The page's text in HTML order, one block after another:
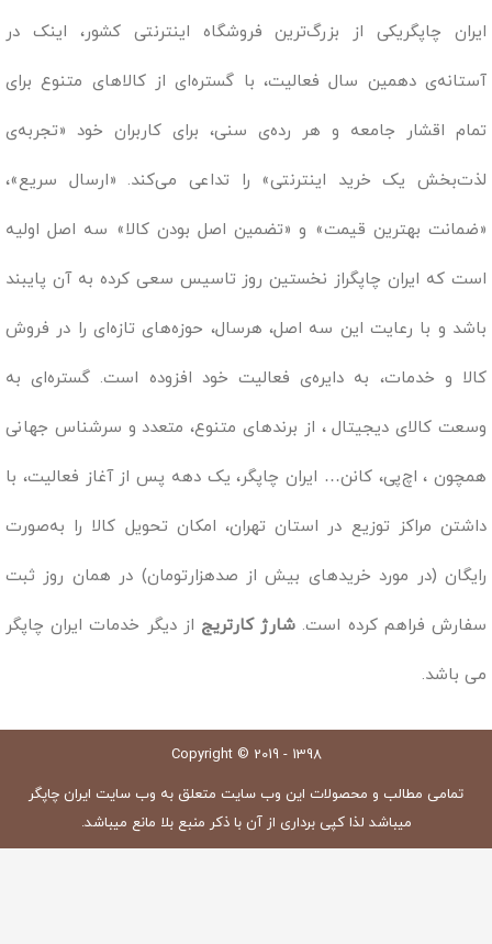
ایران چاپگریکی از بزرگ‌ترین فروشگاه اینترنتی کشور، اینک در
آستانه‌ی دهمین سال فعالیت، با گستره‌ای از کالاهای متنوع برای
تمام اقشار جامعه و هر رده‌ی سنی، برای کاربران خود «تجربه‌ی
لذت‌بخش یک خرید اینترنتی» را تداعی می‌کند. «ارسال سریع»،
«ضمانت بهترین قیمت» و «تضمین اصل بودن کالا» سه اصل اولیه
است که ایران چاپگراز نخستین روز تاسیس سعی کرده به آن پایبند
باشد و با رعایت این سه اصل، هرسال، حوزه‌های تازه‌ای را در فروش
کالا و خدمات، به دایره‌ی فعالیت خود افزوده است. گستره‌ای به
وسعت کالای دیجیتال ، از برندهای متنوع، متعدد و سرشناس جهانی
همچون ، اچ‌پی، کانن… ایران چاپگر، یک دهه پس از آغاز فعالیت، با
داشتن مراکز توزیع در استان تهران، امکان تحویل کالا را به‌صورت
رایگان (در مورد خریدهای بیش از صدهزارتومان) در همان روز ثبت
سفارش فراهم کرده است. شارژ کارتریج از دیگر خدمات ایران چاپگر
می باشد.
Copyright © 2019 - 1398
تمامی مطالب و محصولات این وب سایت متعلق به وب سایت ایران چاپگر
میباشد لذا کپی برداری از آن با ذکر منبع بلا مانع میباشد.